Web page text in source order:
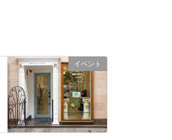
イベント